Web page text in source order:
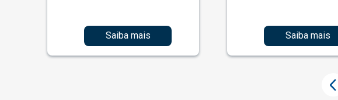
Saiba mais Saiba mais